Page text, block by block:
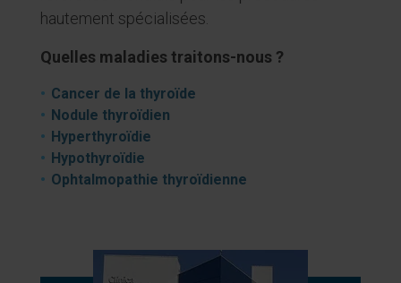
hautement spécialisées.
Quelles maladies traitons-nous ?
Cancer de la thyroïde
Nodule thyroïdien
Hyperthyroïdie
Hypothyroïdie
Ophtalmopathie thyroïdienne